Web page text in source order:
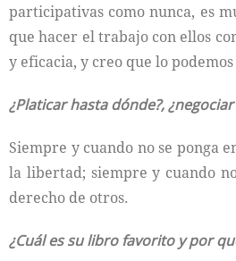
participativas como nunca, es
que hacer el trabajo con ellos
y eficacia, y creo que lo
¿Platicar hasta dónde?,
Siempre y cuando no se ponga
la libertad; siempre y cuando
derecho de otros.
¿Cuál es su libro favorito y por